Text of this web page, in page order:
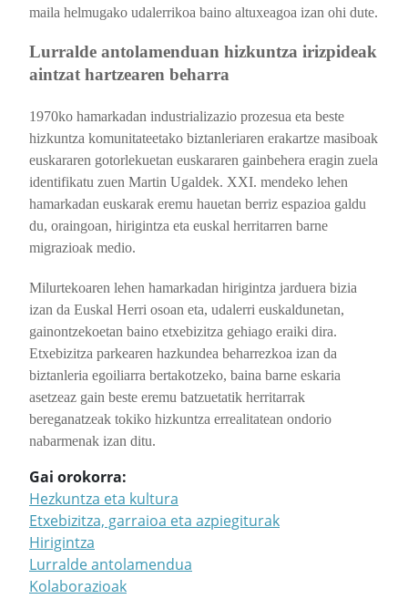
maila helmugako udalerrikoa baino altuxeagoa izan ohi dute.
Lurralde antolamenduan hizkuntza irizpideak
aintzat hartzearen beharra
1970ko hamarkadan industrializazio prozesua eta beste
hizkuntza komunitateetako biztanleriaren erakartze masiboak
euskararen gotorlekuetan euskararen gainbehera eragin zuela
identifikatu zuen Martin Ugaldek. XXI. mendeko lehen
hamarkadan euskarak eremu hauetan berriz espazioa galdu
du, oraingoan, hirigintza eta euskal herritarren barne
migrazioak medio.
Milurtekoaren lehen hamarkadan hirigintza jarduera bizia
izan da Euskal Herri osoan eta, udalerri euskaldunetan,
gainontzekoetan baino etxebizitza gehiago eraiki dira.
Etxebizitza parkearen hazkundea beharrezkoa izan da
biztanleria egoiliarra bertakotzeko, baina barne eskaria
asetzeaz gain beste eremu batzuetatik herritarrak
bereganatzeak tokiko hizkuntza errealitatean ondorio
nabarmenak izan ditu.
Gai orokorra
Hezkuntza eta kultura
Etxebizitza, garraioa eta azpiegiturak
Hirigintza
Lurralde antolamendua
Kolaborazioak